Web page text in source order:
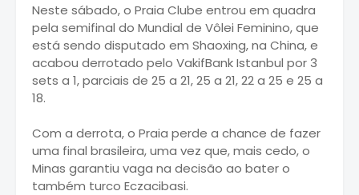
Neste sábado, o Praia Clube entrou em quadra
pela semifinal do Mundial de Vôlei Feminino, que
está sendo disputado em Shaoxing, na China, e
acabou derrotado pelo VakifBank Istanbul por 3
sets a 1, parciais de 25 a 21, 25 a 21, 22 a 25 e 25 a
18.
Com a derrota, o Praia perde a chance de fazer
uma final brasileira, uma vez que, mais cedo, o
Minas garantiu vaga na decisão ao bater o
também turco Eczacibasi.